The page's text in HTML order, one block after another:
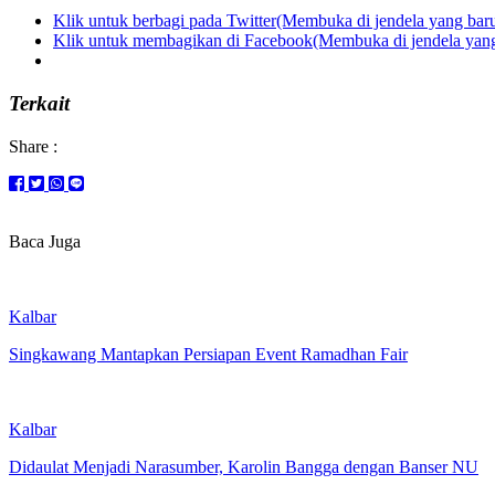
Klik untuk berbagi pada Twitter(Membuka di jendela yang
Klik untuk membagikan di Facebook(Membuka di jendela
Terkait
Share :
Baca Juga
Kalbar
Singkawang Mantapkan Persiapan Event Ramadhan Fair
Kalbar
Didaulat Menjadi Narasumber, Karolin Bangga dengan Banser NU